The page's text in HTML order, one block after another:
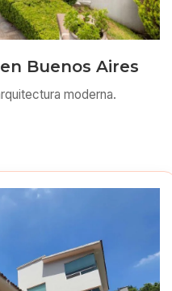
Buenos Aires
moderna.